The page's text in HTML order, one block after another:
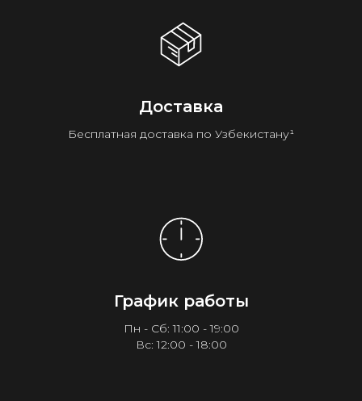
Доставка
Бесплатная доставка по Узбекистану¹
График работы
Пн - Сб: 11:00 - 19:00
Вс: 12:00 - 18:00